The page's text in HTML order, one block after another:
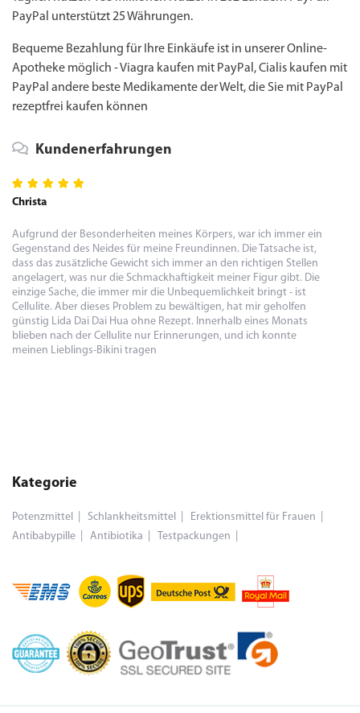
PayPal unterstützt 25 Währungen.
Bequeme Bezahlung für Ihre Einkäufe ist in unserer Online-
Apotheke möglich -Viagra kaufen mit PayPal, Cialis kaufen mit
PayPal andere beste Medikamente der Welt, die Sie mit PayPal
rezeptfrei kaufen können
Kundenerfahrungen
Christa
Aufgrund der Besonderheiten meines Körpers, war ich immer ein
Gegenstand des Neides für meine Freundinnen. Die Tatsache ist,
dass das zusätzliche Gewicht sich immer an den richtigen Stellen
angelagert, was nur die Schmackhaftigkeit meiner Figur gibt. Die
einzige Sache, die immer mir die Unbequemlichkeit bringt - ist
Cellulite. Aber dieses Problem zu bewältigen, hat mir geholfen
günstig Lida Dai Dai Hua ohne Rezept. Innerhalb eines Monats
blieben nach der Cellulite nur Erinnerungen, und ich konnte
meinen Lieblings-Bikini tragen
Kategorie
Potenzmittel Schlankheitsmittel
Erektionsmittel für Frauen
Antibabypille
Antibiotika Testpackungen